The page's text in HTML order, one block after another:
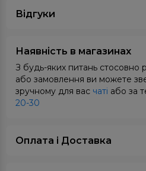
Відгуки
Наявність в магазинах
З будь-яких питань стосовно
або замовлення ви можете
зручному для вас чаті або за
20-30
Оплата i Доставка